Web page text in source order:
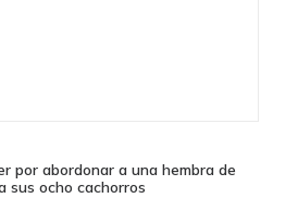
por abordonar a una hembra de
ocho cachorros